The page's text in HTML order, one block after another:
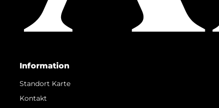
Information
Standort Karte
Kontakt